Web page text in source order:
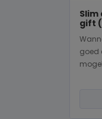
Slim
gift
goed